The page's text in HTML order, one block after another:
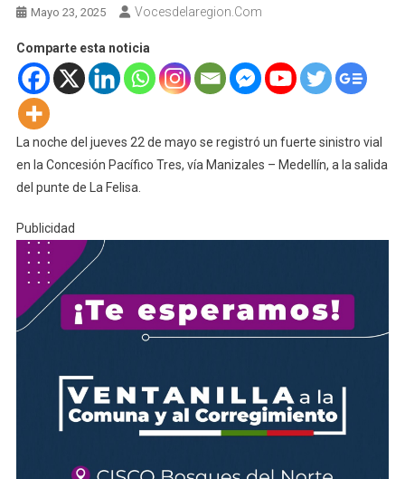
Mayo 23, 2025 Vocesdelaregion.com
Comparte esta noticia
La noche del jueves 22 de mayo se registró un fuerte sinistro vial
en la Concesión Pacífico Tres, vía Manizales – Medellín, a la salida
del punte de La Felisa.
Publicidad